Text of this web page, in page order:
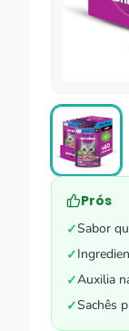
Prós
✓Sabor
✓
✓Auxilia
✓Sachês